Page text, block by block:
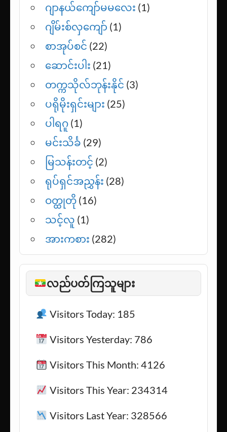
ဂျာနယ်ကျော်မမလေး (1)
ဂျိမ်းစ်လှကျော် (1)
စာအုပ်စင် (22)
ဆောင်းပါး (21)
တက္ကသိုလ်ဘုန်းနိုင် (3)
ပရိုမိုးရှင်းများ (25)
ပါရဂူ (1)
မင်းသိင်္ခ (29)
မြသန်းတင့် (2)
ရုပ်ရှင်အညွှန်း (28)
ဝတ္ထုတို (16)
သင့်လူ (1)
အားကစား (282)
လည်ပတ်ကြသူများ
Visitors Today: 185
Visitors Yesterday: 786
Visitors This Month: 4126
Visitors This Year: 234314
Visitors Last Year: 328566